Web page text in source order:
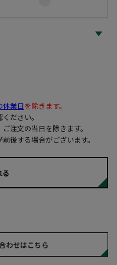
休業日を除きます。
ださい。
注文の当日を除きます。
後する場合がございます。
る
わせはこちら